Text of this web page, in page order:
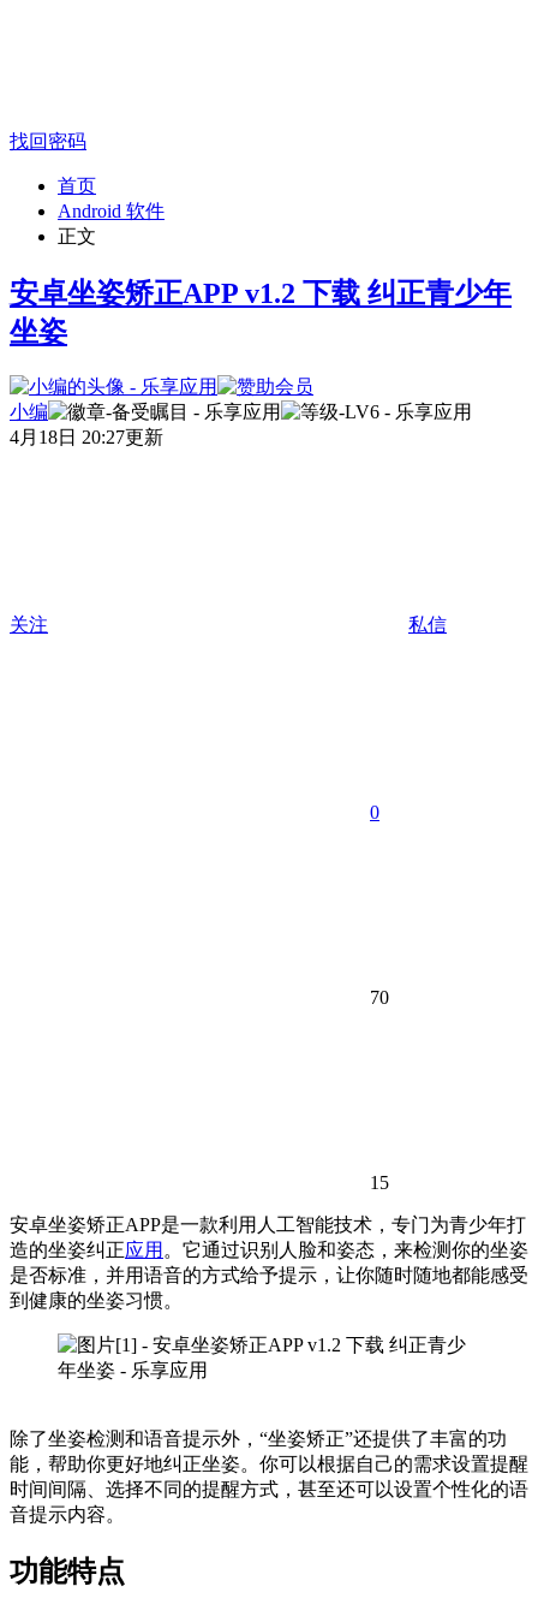
找回密码
首页
Android 软件
正文
安卓坐姿矫正APP v1.2 下载 纠正青少年
坐姿
小编
4月18日 20:27更新
关注 私信
0
70
15
安卓坐姿矫正APP是一款利用人工智能技术，专门为青少年打
造的坐姿纠正应用 。它通过识别人脸和姿态，来检测你的坐姿
是否标准，并用语音的方式给予提示，让你随时随地都能感受
到健康的坐姿习惯。
除了坐姿检测和语音提示外，“坐姿矫正”还提供了丰富的功
能，帮助你更好地纠正坐姿。你可以根据自己的需求设置提醒
时间间隔、选择不同的提醒方式，甚至还可以设置个性化的语
音提示内容。
功能特点